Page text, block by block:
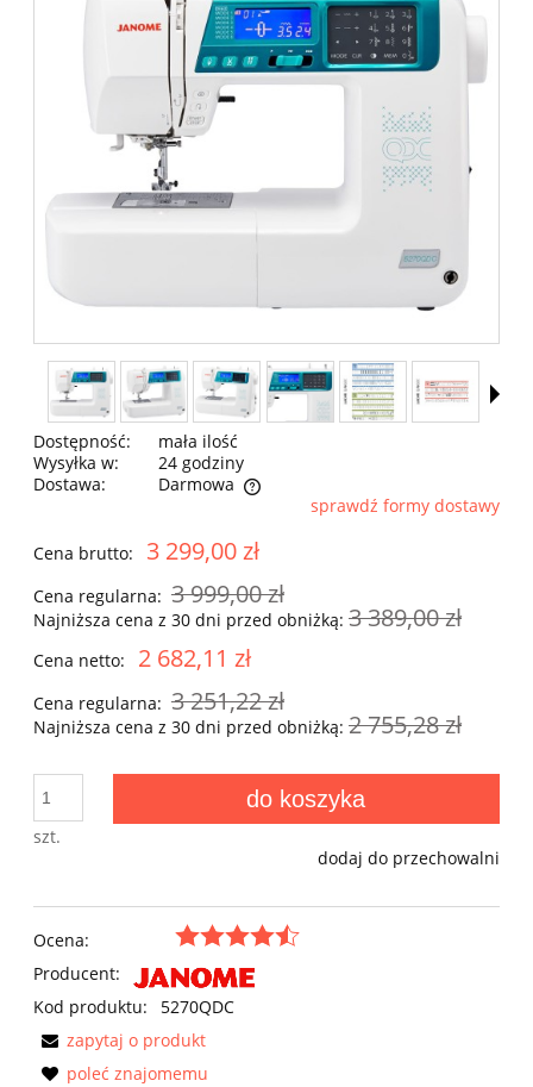
Dostępność:
mała ilość
Wysyłka w:
24 godziny
Dostawa:
Darmowa
Cena nie zawiera ewentualnych kosztów płatności
sprawdź formy dostawy
Cena brutto: 3 299,00 zł
Cena regularna: 3 999,00 zł
Najniższa cena z 30 dni przed obniżką: 3 389,00 zł
Cena netto: 2 682,11 zł
Cena regularna: 3 251,22 zł
Najniższa cena z 30 dni przed obniżką: 2 755,28 zł
szt.
do koszyka
dodaj do przechowalni
Ocena:
Producent:
Kod produktu:
5270QDC
zapytaj o produkt
poleć znajomemu